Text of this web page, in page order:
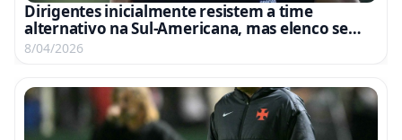
Dirigentes inicialmente resistem a time
alternativo na Sul-Americana, mas elenco se
anima com oportunidade
8/04/2026